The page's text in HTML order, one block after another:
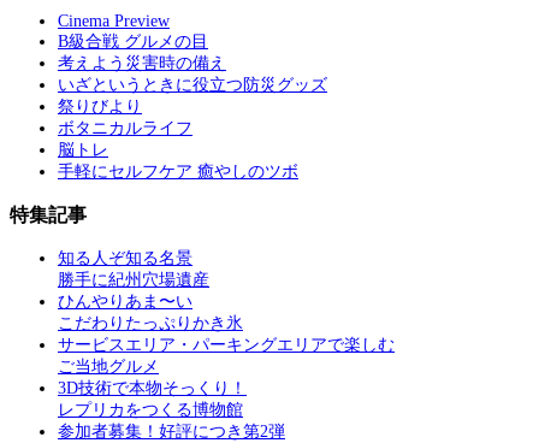
Cinema Preview
B級合戦 グルメの目
考えよう災害時の備え
いざというときに役立つ防災グッズ
祭りびより
ボタニカルライフ
脳トレ
手軽にセルフケア 癒やしのツボ
特集記事
知る人ぞ知る名景
勝手に紀州穴場遺産
ひんやりあま〜い
こだわりたっぷりかき氷
サービスエリア・パーキングエリアで楽しむ
ご当地グルメ
3D技術で本物そっくり！
レプリカをつくる博物館
参加者募集！好評につき第2弾